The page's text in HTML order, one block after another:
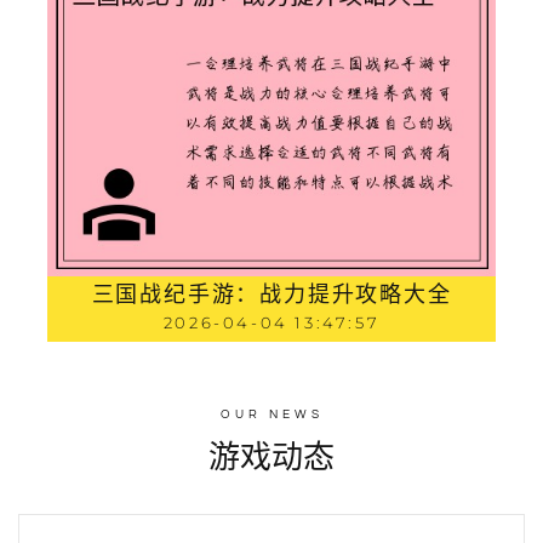
三国战纪手游：战力提升攻略大全
2026-04-04 13:47:57
OUR NEWS
游戏动态